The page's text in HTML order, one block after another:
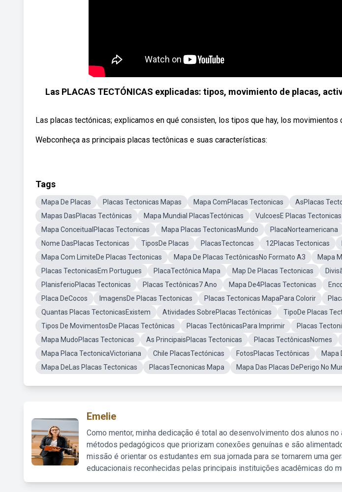
Las PLACAS TECTÓNICAS explicadas: tipos, movimiento de placas,
Las placas tectónicas; explicamos en qué consisten, los tipos que hay, los movimientos
Webconheça as principais placas tectônicas e suas características:
Tags
Mapa De Placas Placas Tectonicas Mapas Mapa ComPlacas Tectonicas AsPlacas
Mapas DasPlacas Tectônicas
Mapa Mundial PlacasTectónicas
VulcoesE Placas Tectonicas
Mapa ConceitualPlacas Tectonicas
Mapa Placas TectonicasMundo PlacaNorteamericana
Nome DasPlacas Tectonicas
TiposDe Placas PlacasTectoncas 12Placas Tectonicas
Mapa Com LimiteDe Placas Tectonicas
Mapa De Placas TectônicasNo Formato A3
Mapa
Placas TectonicasEm Portugues
PlacaTectônica Mapa Map De Placas Tectonicas
PlanisferioPlacas Tectonicas
Placas Tectônicas7 Ano Mapa De4Placas Tectonicas
Placa DeCocos
ImagensDe Placas Tectonicas Placas Tectonicas MapaPara Colorir
Quantas Placas TectonicasExistem
Atividades SobrePlacas Tectônicas TipoDe Placas
Tipos De MovimentosDe Placas Tectônicas
Placas TectônicasPara Imprimir
Placas
Mapa MudoPlacas Tectonicas
As PrincipaisPlacas Tectonicas Placas TectônicasNomes
Mapa Placa TectonicaVictoriana
Chile PlacasTectónicas FotosPlacas Tectônicas
Mapa
Mapa DeLas Placas Tectonicas
PlacasTecnonicas Mapa Mapa Das Placas DePerigo No
Emelie
Como mentor, minha dedicação é total ao desenvolvimento dos alunos
métodos pedagógicos que priorizam conexões genuínas e são
missão é orientar os estudantes em sua jornada para se tornarem uma
educacionais reconhecidas pelas principais instituições acadêmicas do